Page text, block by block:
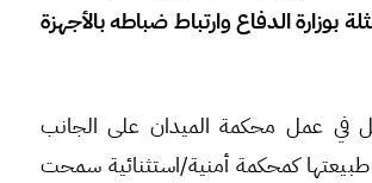
بوزارة الدفاع وارتباط ضباطه بالأجهزة
في عمل محكمة الميدان على الجانب
طبيعتها كمحكمة أمنية/استثنائية سمحت